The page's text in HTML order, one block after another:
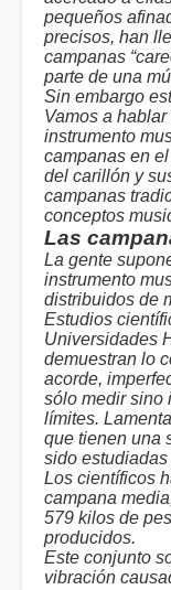
pequeños
precisos, han
campanas
parte de una
Sin embargo
Vamos a
instrumento
campanas en
del carillón y
campanas
conceptos
Las
La gente
instrumento
distribuidos de
Estudios
Universidades
demuestran lo
acorde,
sólo medir sino
límites.
que tienen una
sido
Los científicos
campana
579 kilos de
producidos.
Este conjunto
vibración